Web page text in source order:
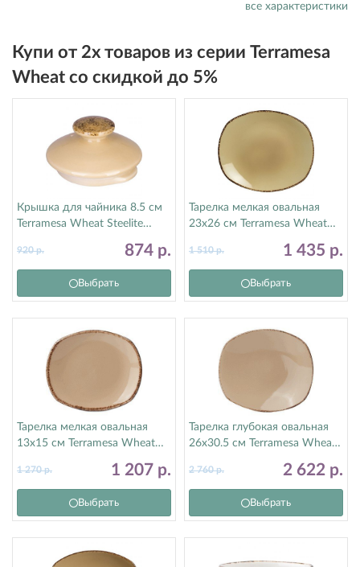
все характеристики
Купи от 2х товаров из серии Terramesa
Wheat со скидкой до 5%
Крышка для чайника 8.5 см
Terramesa Wheat Steelite
874 р.
920р.
Выбрать
Тарелка мелкая овальная
23х26 см Terramesa Wheat
1 435 р.
1 510р.
Выбрать
Тарелка мелкая овальная
13х15 см Terramesa Wheat
1 207 р.
1 270р.
Выбрать
Тарелка глубокая овальная
26х30.5 см Terramesa Wheat
2 622 р.
2 760р.
Выбрать